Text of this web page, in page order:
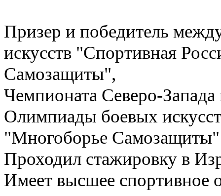
Призер и победитель
искусств "Спортивная
Самозащиты",
Чемпионата Северо-
Олимпиады боевых
"Многоборье Самозащиты"
Проходил стажировку в
Имеет высшее спортивное